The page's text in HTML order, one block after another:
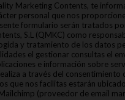
Marketing Contents, te
personal que nos
formulario serán tratados
S.L (QMKC) como
y tratamiento de los datos
el gestionar consultas el
e información sobre
a través del consentimiento
que nos facilitas estarán
(proveedor de email